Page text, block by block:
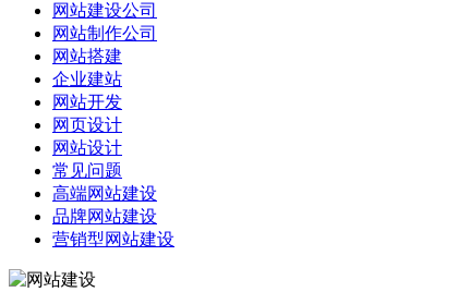
网站建设公司
网站制作公司
网站搭建
企业建站
网站开发
网页设计
网站设计
常见问题
高端网站建设
品牌网站建设
营销型网站建设